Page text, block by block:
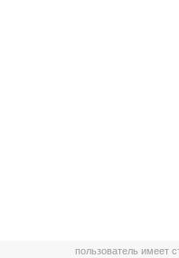
пользователь имеет